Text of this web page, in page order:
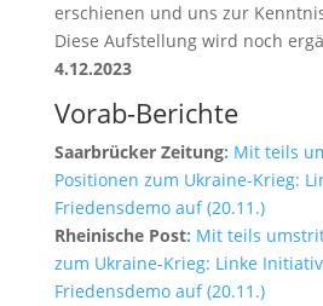
erschienen und uns zur
Diese Aufstellung wird noch
4.12.2023
Vorab-Berichte
Saarbrücker Zeitung: Mit teils
Positionen zum Ukraine-Krieg:
Friedensdemo auf (20.11.)
Rheinische Post: Mit teils
zum Ukraine-Krieg: Linke
Friedensdemo auf (20.11.)